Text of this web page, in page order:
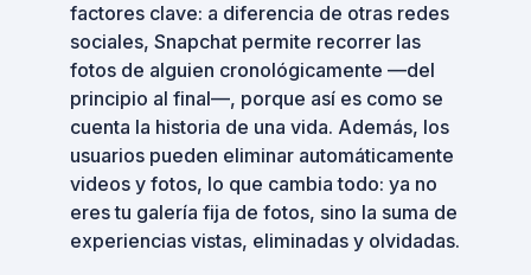
factores clave: a diferencia de otras redes
sociales, Snapchat permite recorrer las
fotos de alguien cronológicamente —del
principio al final—, porque así es como se
cuenta la historia de una vida. Además, los
usuarios pueden eliminar automáticamente
videos y fotos, lo que cambia todo: ya no
eres tu galería fija de fotos, sino la suma de
experiencias vistas, eliminadas y olvidadas.